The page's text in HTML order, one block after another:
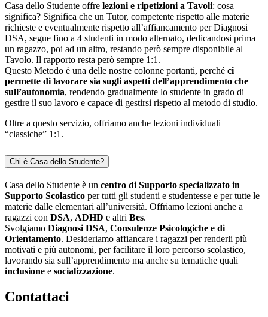
Casa dello Studente offre lezioni e ripetizioni a Tavoli: cosa
significa? Significa che un Tutor, competente rispetto alle materie
richieste e eventualmente rispetto all’affiancamento per Diagnosi
DSA, segue fino a 4 studenti in modo alternato, dedicandosi prima
un ragazzo, poi ad un altro, restando però sempre disponibile al
Tavolo. Il rapporto resta però sempre 1:1.
Questo Metodo è una delle nostre colonne portanti, perché ci
permette di lavorare sia sugli aspetti dell’apprendimento che
sull’autonomia, rendendo gradualmente lo studente in grado di
gestire il suo lavoro e capace di gestirsi rispetto al metodo di studio.
Oltre a questo servizio, offriamo anche lezioni individuali
“classiche” 1:1.
Chi è Casa dello Studente?
Casa dello Studente è un centro di Supporto specializzato in
Supporto Scolastico per tutti gli studenti e studentesse e per tutte le
materie dalle elementari all’università. Offriamo lezioni anche a
ragazzi con DSA, ADHD e altri Bes.
Svolgiamo Diagnosi DSA, Consulenze Psicologiche e di
Orientamento. Desideriamo affiancare i ragazzi per renderli più
motivati e più autonomi, per facilitare il loro percorso scolastico,
lavorando sia sull’apprendimento ma anche su tematiche quali
inclusione e socializzazione.
Contattaci